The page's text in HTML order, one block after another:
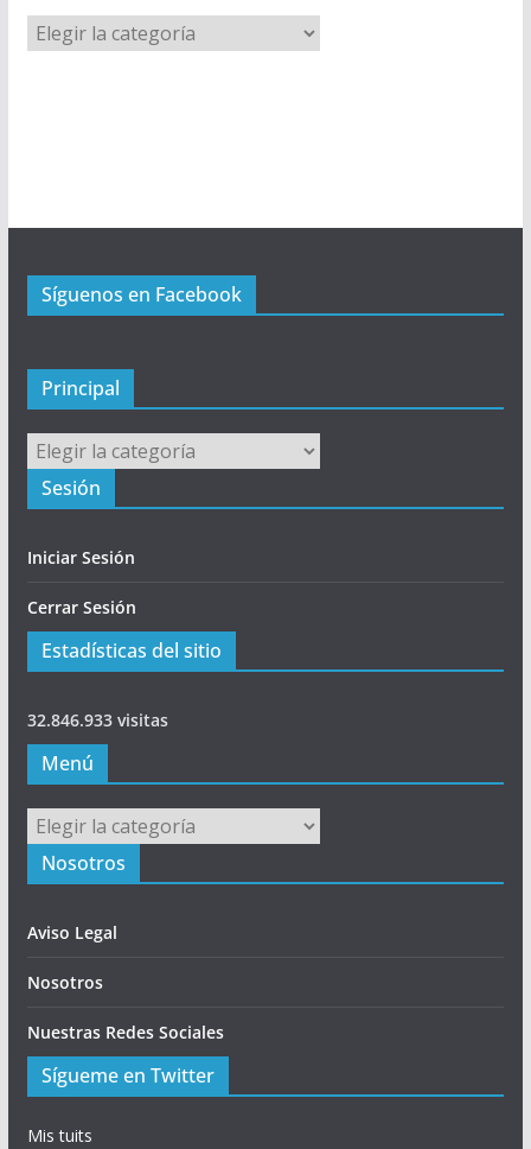
M
e
Síguenos en Facebook
Principal
Principal
Sesión
Iniciar Sesión
Cerrar Sesión
Estadísticas del sitio
32.846.933 visitas
Menú
Menú
Nosotros
Aviso Legal
Nosotros
Nuestras Redes Sociales
Sígueme en Twitter
Mis tuits